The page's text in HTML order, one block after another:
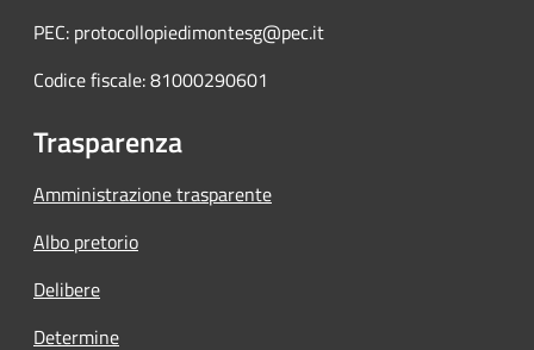
PEC: protocollopiedimontesg@pec.it
Codice fiscale: 81000290601
Trasparenza
Amministrazione trasparente
Albo pretorio
Delibere
Determine